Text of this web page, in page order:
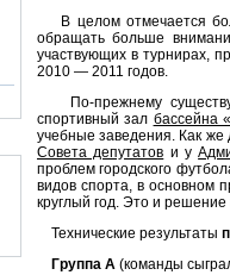
В целом отмечается
обращать больше
участвующих в турнирах,
2010 — 2011 годов.
По-прежнему
спортивный зал бассейна
учебные заведения. Как же
Совета депутатов и у
проблем городского
видов спорта, в основном
круглый год. Это и
Технические результаты
Группа А (команды